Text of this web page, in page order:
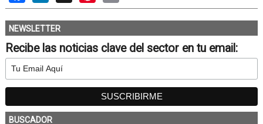
NEWSLETTER
Recibe las noticias clave del sector en tu email:
BUSCADOR